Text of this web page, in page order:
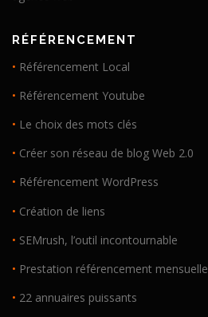
RÉFÉRENCEMENT
• Référencement Local
• Référencement Youtube
• Le choix des mots clés
• Créer son réseau de blog Web 2.0
• Référencement WordPress
• Création de liens
• SEMrush, l’outil incontournable
• Prestation référencement mensuelle
• 22 annuaires puissants